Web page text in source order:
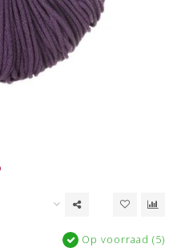
Op voorraad (5)